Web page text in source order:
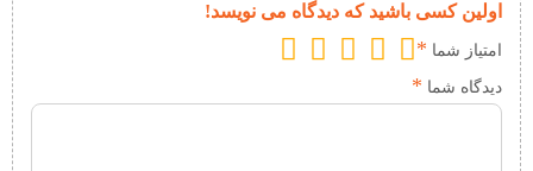
اولین کسی باشید که دیدگاه می نویسد!
امتیاز شما *
دیدگاه شما *